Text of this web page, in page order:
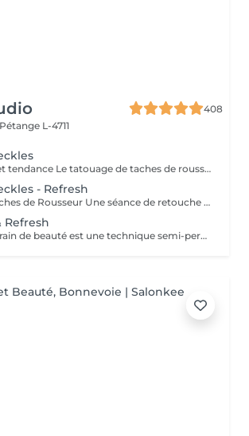
408
Pétange L-4711
Un effet naturel et tendance Le tatouage de taches de rousseur est une technique qui permet de créer de jolies taches de rousseur semi-permanentes pour un effet naturel et ensoleillé toute l'année. Grâce à un pigment adapté à votre carnation, de fines taches sont dessinées sur la peau à l'aide d'une technique manuelle. Les taches sont d'abord un peu foncées, puis elles s'adoucissent en cicatrisant, donnant un effet ultra-naturel. - Un effet discret et naturel, comme si vous aviez toujours eu ces taches de rousseur. - Une apparence ensoleillée sans maquillage. - Une technique personnalisable : des taches très légères ou plus marquées, selon votre préférence.
- Refresh
Retouche des Taches de Rousseur Une séance de retouche est recommandée après la cicatrisation pour perfectionner le résultat. Elle permet de réintensifier certaines taches, d'ajuster la couleur si nécessaire et d'assurer une tenue optimale. Quand faire la retouche ? La retouche est réalisée après 4 à 6 semaines après la première séance, une fois la peau totalement cicatrisée.
Refresh
Le tatouage de grain de beauté est une technique semi-permanente qui permet de créer un grain de beauté de façon naturelle et harmonieuse. Que ce soit pour un détail subtil ou une touche glamour, chaque grain de beauté est placé avec précision selon votre préférence. Un pigment adapté à votre carnation est implanté dans la peau pour un rendu réaliste et discret. La couleur s'adoucit après cicatrisation pour un effet naturel. Une retouche est recommandée 4 à 6 semaines après la séance pour fixer la couleur et assurer une belle tenue.